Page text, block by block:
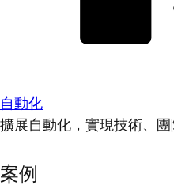
自動化
擴展自動化，實現技術、團
案例